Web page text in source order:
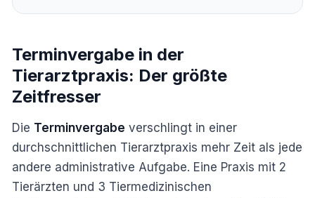
Terminvergabe in der
Tierarztpraxis: Der größte
Zeitfresser
Die Terminvergabe verschlingt in einer
durchschnittlichen Tierarztpraxis mehr Zeit als jede
andere administrative Aufgabe. Eine Praxis mit 2
Tierärzten und 3 Tiermedizinischen